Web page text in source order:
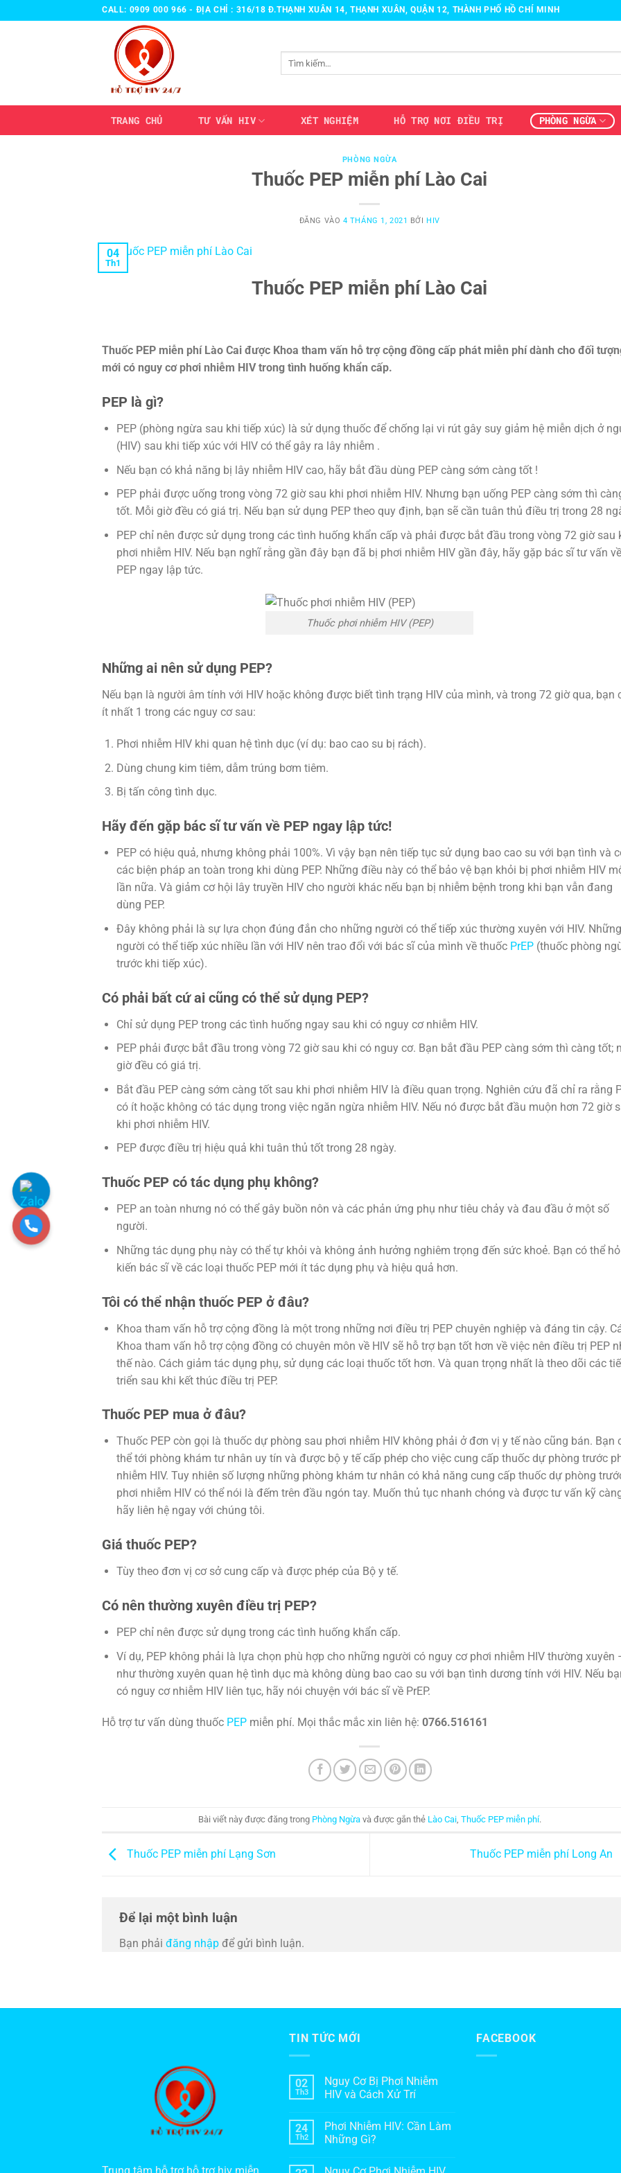
qua
CALL: 0909 000 966 - ĐỊA CHỈ : 316/18 Đ.THẠNH XUÂN 14, THẠNH XUÂN, QUẬN 12, THÀNH PHỐ HỒ CHÍ MINH
TRANG CHỦ TƯ VẤN HIV XÉT NGHIỆM HỖ TRỢ NƠI ĐIỀU TRỊ PHÒNG NGỪA
PHÒNG NGỪA
Thuốc PEP miễn phí Lào Cai
ĐĂNG VÀO 4 THÁNG 1, 2021 BỞIHIV
04
Th1
Thuốc PEP miễn phí Lào Cai
Thuốc PEP miễn phí Lào Cai được Khoa tham vấn hỗ trợ cộng đồng cấp phát miễn phí dành cho đối
mới có nguy cơ phơi nhiễm HIV trong tình huống khẩn cấp.
PEP là gì?
PEP (phòng ngừa sau khi tiếp xúc) là sử dụng thuốc để chống lại vi rút gây suy giảm hệ miễn dịch ở
(HIV) sau khi tiếp xúc với HIV có thể gây ra lây nhiễm .
Nếu bạn có khả năng bị lây nhiễm HIV cao, hãy bắt đầu dùng PEP càng sớm càng tốt !
PEP phải được uống trong vòng 72 giờ sau khi phơi nhiễm HIV. Nhưng bạn uống PEP càng sớm thì
tốt. Mỗi giờ đều có giá trị. Nếu bạn sử dụng PEP theo quy định, bạn sẽ cần tuân thủ điều trị trong 28
PEP chỉ nên được sử dụng trong các tình huống khẩn cấp và phải được bắt đầu trong vòng 72 giờ sau
phơi nhiễm HIV. Nếu bạn nghĩ rằng gần đây bạn đã bị phơi nhiễm HIV gần đây, hãy gặp bác sĩ tư vấn về
PEP ngay lập tức.
Thuốc phơi nhiễm HIV (PEP)
Những ai nên sử dụng PEP?
Nếu bạn là người âm tính với HIV hoặc không được biết tình trạng HIV của mình, và trong 72 giờ qua, bạn
ít nhất 1 trong các nguy cơ sau:
Phơi nhiễm HIV khi quan hệ tình dục (ví dụ: bao cao su bị rách).
Dùng chung kim tiêm, dẫm trúng bơm tiêm.
Bị tấn công tình dục.
Hãy đến gặp bác sĩ tư vấn về PEP ngay lập tức!
PEP có hiệu quả, nhưng không phải 100%. Vì vậy bạn nên tiếp tục sử dụng bao cao su với bạn tình và
các biện pháp an toàn trong khi dùng PEP. Những điều này có thể bảo vệ bạn khỏi bị phơi nhiễm HIV
lần nữa. Và giảm cơ hội lây truyền HIV cho người khác nếu bạn bị nhiễm bệnh trong khi bạn vẫn đang
dùng PEP.
Đây không phải là sự lựa chọn đúng đắn cho những người có thể tiếp xúc thường xuyên với HIV. Những
người có thể tiếp xúc nhiều lần với HIV nên trao đổi với bác sĩ của mình về thuốc PrEP(thuốc phòng
trước khi tiếp xúc).
Có phải bất cứ ai cũng có thể sử dụng PEP?
Chỉ sử dụng PEP trong các tình huống ngay sau khi có nguy cơ nhiễm HIV.
PEP phải được bắt đầu trong vòng 72 giờ sau khi có nguy cơ. Bạn bắt đầu PEP càng sớm thì càng tốt;
giờ đều có giá trị.
Bắt đầu PEP càng sớm càng tốt sau khi phơi nhiễm HIV là điều quan trọng. Nghiên cứu đã chỉ ra rằng
có ít hoặc không có tác dụng trong việc ngăn ngừa nhiễm HIV. Nếu nó được bắt đầu muộn hơn 72 giờ
khi phơi nhiễm HIV.
PEP được điều trị hiệu quả khi tuân thủ tốt trong 28 ngày.
Thuốc PEP có tác dụng phụ không?
PEP an toàn nhưng nó có thể gây buồn nôn và các phản ứng phụ như tiêu chảy và đau đầu ở một số
người.
Những tác dụng phụ này có thể tự khỏi và không ảnh hưởng nghiêm trọng đến sức khoẻ. Bạn có thể
kiến bác sĩ về các loại thuốc PEP mới ít tác dụng phụ và hiệu quả hơn.
Tôi có thể nhận thuốc PEP ở đâu?
Khoa tham vấn hỗ trợ cộng đồng là một trong những nơi điều trị PEP chuyên nghiệp và đáng tin cậy.
Khoa tham vấn hỗ trợ cộng đồng có chuyên môn về HIV sẽ hỗ trợ bạn tốt hơn về việc nên điều trị PEP
thế nào. Cách giảm tác dụng phụ, sử dụng các loại thuốc tốt hơn. Và quan trọng nhất là theo dõi các
triển sau khi kết thúc điều trị PEP.
Thuốc PEP mua ở đâu?
Thuốc PEP còn gọi là thuốc dự phòng sau phơi nhiễm HIV không phải ở đơn vị y tế nào cũng bán. Bạn
thể tới phòng khám tư nhân uy tín và được bộ y tế cấp phép cho việc cung cấp thuốc dự phòng trước
nhiễm HIV. Tuy nhiên số lượng những phòng khám tư nhân có khả năng cung cấp thuốc dự phòng
phơi nhiễm HIV có thể nói là đếm trên đầu ngón tay. Muốn thủ tục nhanh chóng và được tư vấn kỹ
hãy liên hệ ngay với chúng tôi.
Giá thuốc PEP?
Tùy theo đơn vị cơ sở cung cấp và được phép của Bộ y tế.
Có nên thường xuyên điều trị PEP?
PEP chỉ nên được sử dụng trong các tình huống khẩn cấp.
Ví dụ, PEP không phải là lựa chọn phù hợp cho những người có nguy cơ phơi nhiễm HIV thường xuyên
như thường xuyên quan hệ tình dục mà không dùng bao cao su với bạn tình dương tính với HIV. Nếu
có nguy cơ nhiễm HIV liên tục, hãy nói chuyện với bác sĩ về PrEP.
Hỗ trợ tư vấn dùng thuốc PEP miễn phí. Mọi thắc mắc xin liên hệ: 0766.516161
Bài viết này được đăng trong Phòng Ngừavà được gắn thẻ Lào Cai, Thuốc PEP miễn phí.
Thuốc PEP miễn phí Lạng Sơn Thuốc PEP miễn phí Long An
Để lại một bình luận
Bạn phải đăng nhập để gửi bình luận.
Trung tâm hỗ trợ hỗ trợ hiv miễn
TIN TỨC MỚI
02
Th3
Nguy Cơ Bị Phơi Nhiễm
HIV và Cách Xử Trí
24
Th2
Phơi Nhiễm HIV: Cần Làm
Những Gì?
FACEBOOK